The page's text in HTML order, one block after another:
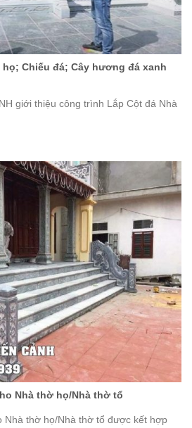
họ; Chiếu đá; Cây hương đá xanh
giới thiệu công trình Lắp Cột đá Nhà
Nhà thờ họ/Nhà thờ tổ
Nhà thờ họ/Nhà thờ tổ được kết hợp